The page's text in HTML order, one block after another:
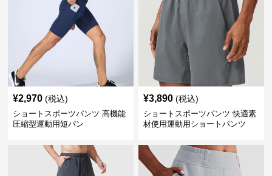
¥2,970 (税込)
ショートスポーツパンツ 高機能
圧縮型運動用短パン
¥3,890 (税込)
ショートスポーツパンツ 快適素
材使用運動用ショートパンツ